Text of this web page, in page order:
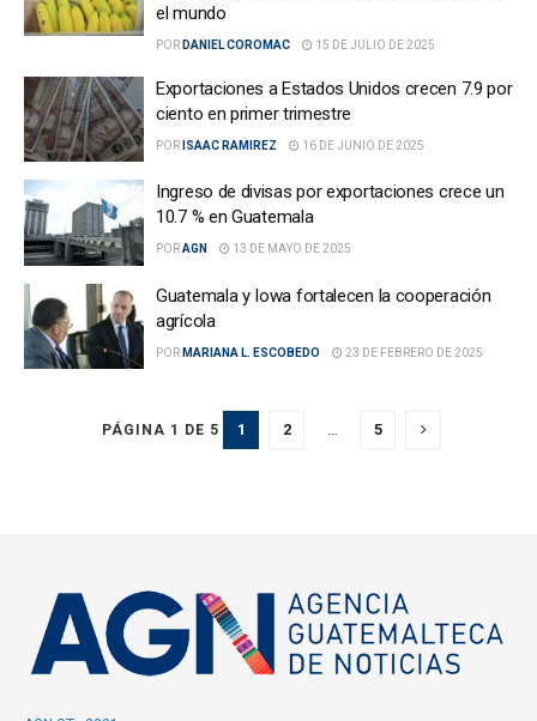
el mundo
POR DANIEL COROMAC 15 DE JULIO DE 2025
Exportaciones a Estados Unidos crecen 7.9 por
ciento en primer trimestre
POR ISAAC RAMIREZ 16 DE JUNIO DE 2025
Ingreso de divisas por exportaciones crece un
10.7 % en Guatemala
PORAGN 13 DE MAYO DE 2025
Guatemala y Iowa fortalecen la cooperación
agrícola
POR MARIANA L. ESCOBEDO 23 DE FEBRERO DE 2025
PÁGINA 1 DE 5 1 2 … 5